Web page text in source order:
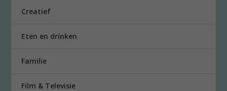
Creatief
Eten en drinken
Familie
Film & Televisie